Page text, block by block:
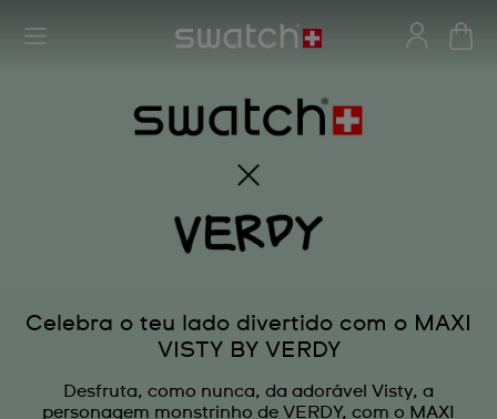
Celebra o teu lado divertido com o MAXI
VISTY BY VERDY
Desfruta, como nunca, da adorável Visty, a
personagem monstrinho de VERDY, com o MAXI